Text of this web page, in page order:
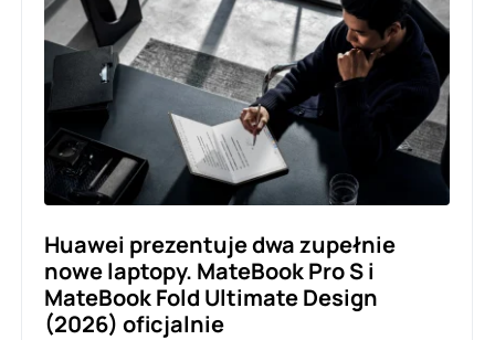
Huawei prezentuje dwa zupełnie
nowe laptopy. MateBook Pro S i
MateBook Fold Ultimate Design
(2026) oficjalnie